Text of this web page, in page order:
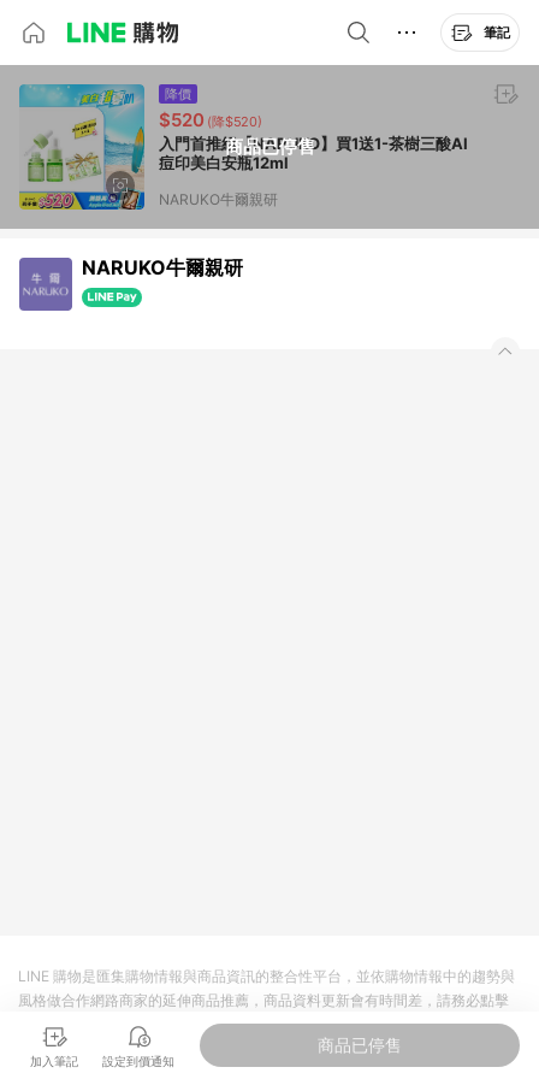
筆記
商品已停售
降價
$520 (降$520)
入門首推組【NARUKO】買1送1-茶樹三酸AI
痘印美白安瓶12ml
NARUKO牛爾親研
NARUKO牛爾親研
加入筆記 設定到價通知
商品已停售
LINE 購物是匯集購物情報與商品資訊的整合性平台，並依購物情報中的趨勢與
風格做合作網路商家的延伸商品推薦，商品資料更新會有時間差，請務必點擊
商品至各合作網路商家，確認現售價與購物條件，一切資訊以合作廠商網頁為
準。